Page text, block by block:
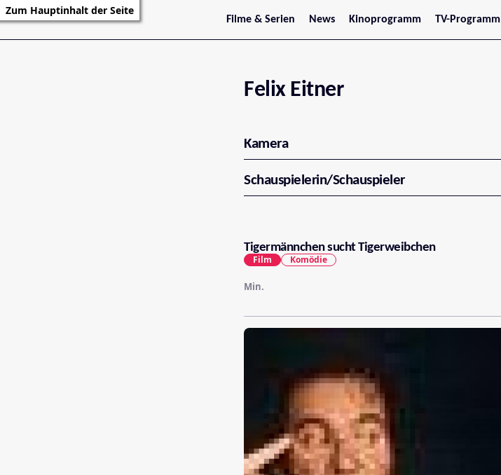
Zum Hauptinhalt der Seite
Filme & Serien
Trailer
Serienarchiv
News
Stars
Kinoprogramm
Jetzt im Kino
Tirol
Vorarlberg
TV-Programm
Felix Eitner
Kamera
Schauspielerin/Schauspieler
Tigermännchen sucht Tigerweibchen
Min.
Film Komödie